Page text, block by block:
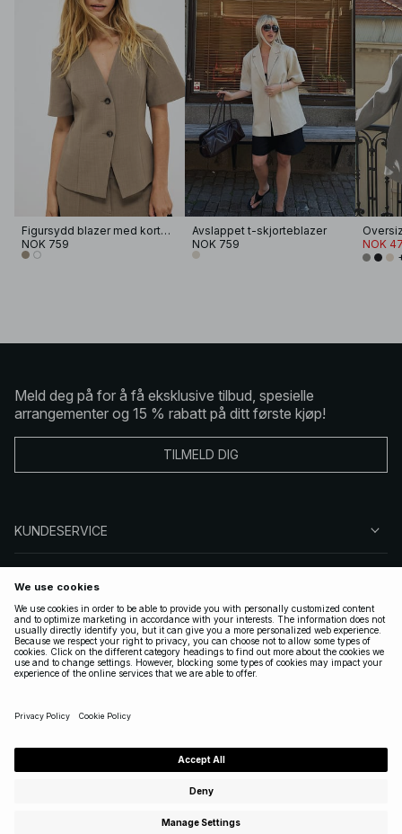
Figursydd blazer med korte ermer
NOK 759
Avslappet t-skjorteblazer
NOK 759
NOK
Meld deg på for å få eksklusive tilbud, spesielle
arrangementer og 15 % rabatt på ditt første kjøp!
TILMELD DIG
KUNDESERVICE
FØLG OSS
LOVLIG